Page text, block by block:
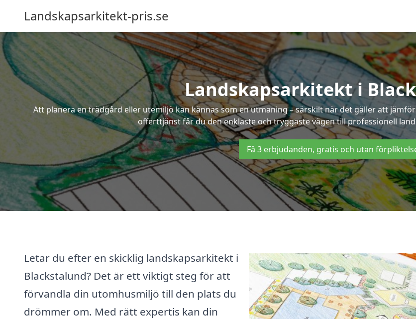
Landskapsarkitekt-pris.se
Landskapsarkitekt i
Att planera en trädgård eller utemiljö kan kännas som en utmaning – särskilt när det gäller att
offerttjänst får du den enklaste och tryggaste vägen till professionell
Få 3 erbjudanden, gratis och utan
Letar du efter en skicklig landskapsarkitekt i
Blackstalund? Det är ett viktigt steg för att
förvandla din utomhusmiljö till den plats du
drömmer om. Med rätt expertis kan din